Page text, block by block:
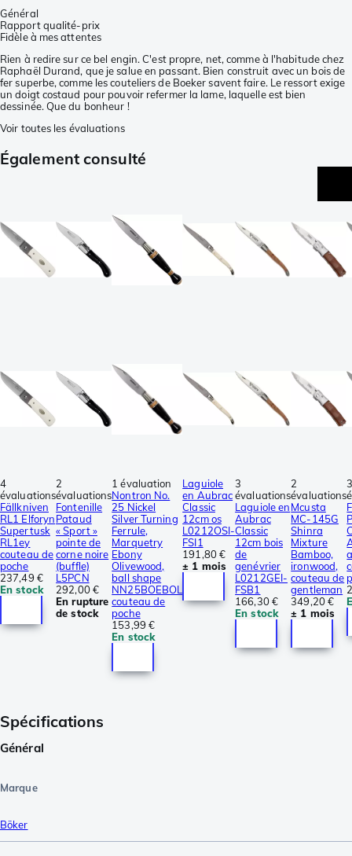
Général
Rapport qualité-prix
Fidèle à mes attentes
Rien à redire sur ce bel engin. C'est propre, net, comme à l'habitude chez
Raphaël Durand, que je salue en passant. Bien construit avec un bois de
fer superbe, comme les couteliers de Boeker savent faire. Le ressort exige
un doigt costaud pour pouvoir refermer la lame, laquelle est bien
dessinée. Que du bonheur !
Voir toutes les évaluations
Également consulté
4
évaluations
Fällkniven
RL1 Elforyn
Supertusk
RL1ey
couteau de
poche
237,49 €
En stock
2
évaluations
Fontenille
Pataud
« Sport »
pointe de
corne noire
(buffle)
L5PCN
292,00 €
En rupture
de stock
1 évaluation
Nontron No.
25 Nickel
Silver Turning
Ferrule,
Marquetry
Ebony
Olivewood,
ball shape
NN25BOEBOL
couteau de
poche
153,99 €
En stock
Laguiole
en Aubrac
Classic
12cm os
L0212OSI-
FSI1
191,80 €
± 1 mois
3
évaluations
Laguiole en
Aubrac
Classic
12cm bois
de
genévrier
L0212GEI-
FSB1
166,30 €
En stock
2
évaluations
Mcusta
MC-145G
Shinra
Mixture
Bamboo,
ironwood,
couteau de
gentleman
349,20 €
± 1 mois
Spécifications
Général
Marque
Böker